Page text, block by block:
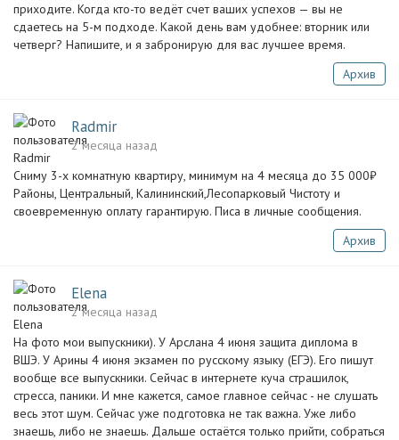
приходите. Когда кто-то ведёт счет ваших успехов — вы не
сдаетесь на 5-м подходе. Какой день вам удобнее: вторник или
четверг? Напишите, и я забронирую для вас лучшее время.
Архив
Radmir
2 месяца назад
Сниму 3-х комнатную квартиру, минимум на 4 месяца до 35 000₽
Районы, Центральный, Калининский,Лесопарковый Чистоту и
своевременную оплату гарантирую. Писа в личные сообщения.
Архив
Elena
2 месяца назад
На фото мои выпускники). У Арслана 4 июня защита диплома в
ВШЭ. У Арины 4 июня экзамен по русскому языку (ЕГЭ). Его пишут
вообще все выпускники. Сейчас в интернете куча страшилок,
стресса, паники. И мне кажется, самое главное сейчас - не слушать
весь этот шум. Сейчас уже подготовка не так важна. Уже либо
знаешь, либо не знаешь. Дальше остаётся только прийти, собраться